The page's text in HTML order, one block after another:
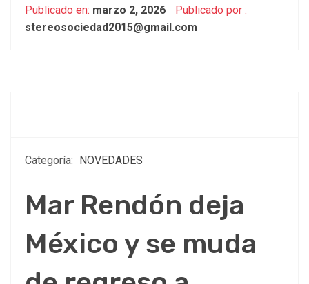
Publicado en: marzo 2, 2026
Publicado por :
stereosociedad2015@gmail.com
Categoría: NOVEDADES
Mar Rendón deja
México y se muda